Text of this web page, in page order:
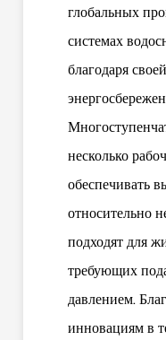
глобальных
системах
благодаря
несколько
обеспечивать
относительно
подходят для
требующих
давлением.
инновациям в